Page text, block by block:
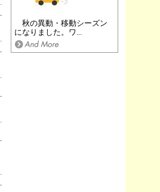
秋の異動・移動シーズン
になりました。ワ...